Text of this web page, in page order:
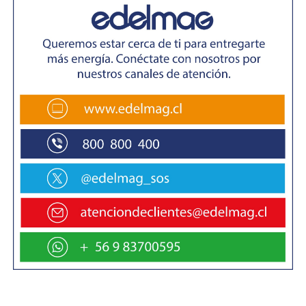
Esta ayuda que evidencia un aumento importante, en los
meses estacionalmente más fríos y de mayor consumo,
era una necesidad prioritaria a la que había que dar
respuesta. Así lo deja claro la Presidenta de la Unión
Comunal Hernando de Magallanes, Raquel Álvarez, quien
recibió la noticia hoy por parte del Delegado Presidencial
y en representación de los vecinos y vecinas indicó que
“nos encontramos con esta grata sorpresa, importante
para todos los vecinos que han podido lograr acceder a
este subsidio, entendiéndose que desde el año 2006 no
se había dado ningún alza en su monto. Es importante,
sobre todo entendiendo que hay mucho adulto mayor
que vive de una pensión y que estamos hablando que en
época de invierno va a tener un ahorro importante.
Hacer el llamado a que quienes faltan todavía, que vayan
a inscribirse antes del 12”.